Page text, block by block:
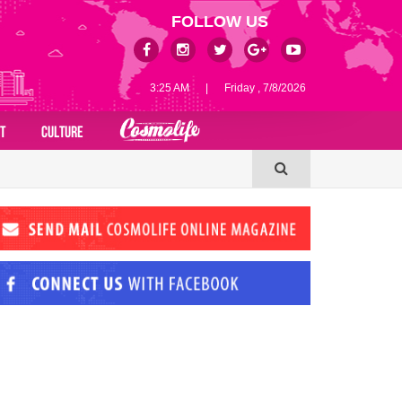
3:25 AM Friday , 7/8/2026
FOLLOW US
CULTURE